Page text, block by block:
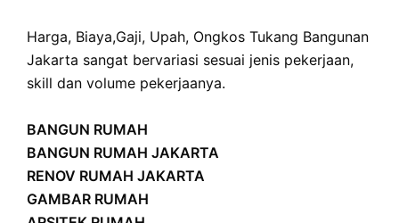
Harga, Biaya,Gaji, Upah, Ongkos Tukang Bangunan
Jakarta sangat bervariasi sesuai jenis pekerjaan,
skill dan volume pekerjaanya.
BANGUN RUMAH
BANGUN RUMAH JAKARTA
RENOV RUMAH JAKARTA
GAMBAR RUMAH